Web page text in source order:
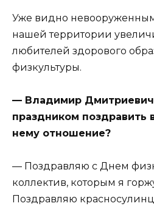
Уже видно невооруженным
нашей территории
любителей здорового
физкультуры.
— Владимир
праздником поздравить
нему отношение?
— Поздравляю с Днем
коллектив, которым я
Поздравляю